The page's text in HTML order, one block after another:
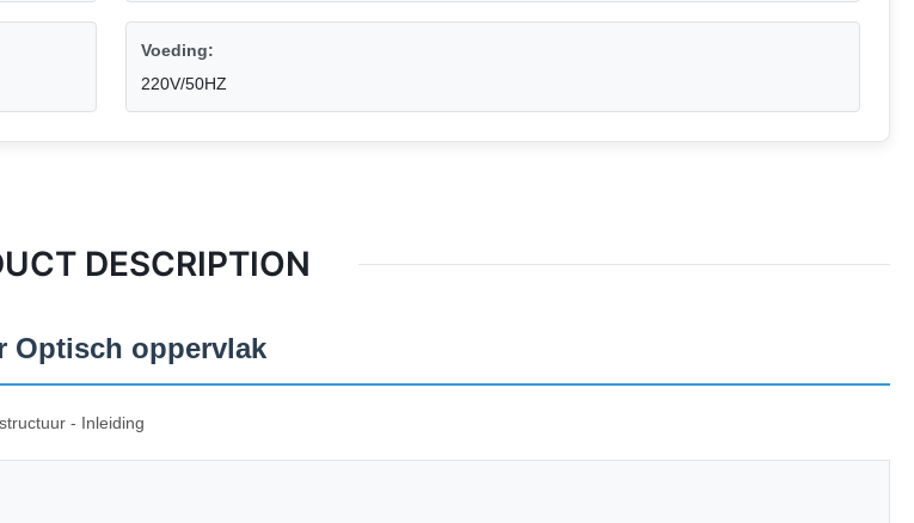
Voeding:
220V/50HZ
DESCRIPTION
Optisch oppervlak
- Inleiding